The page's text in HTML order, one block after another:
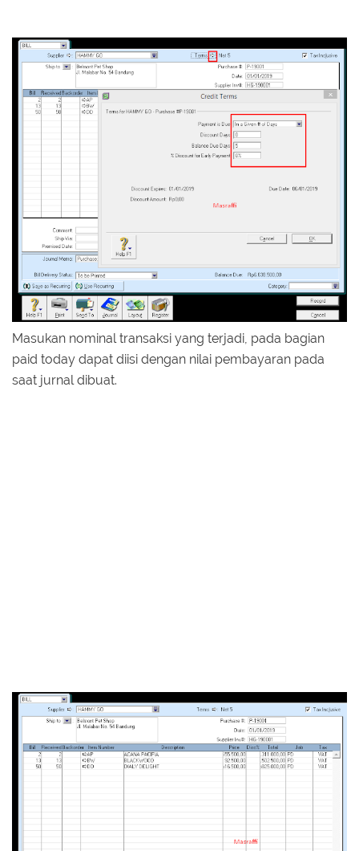
Masukan nominal transaksi yang terjadi, pada bagian
paid today dapat diisi dengan nilai pembayaran pada
saat jurnal dibuat.